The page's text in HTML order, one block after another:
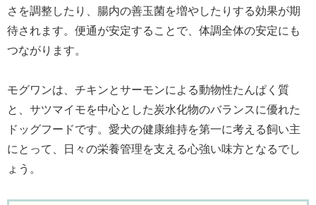
さを調整したり、腸内の善玉菌を増やしたりする効果が期
待されます。便通が安定することで、体調全体の安定にも
つながります。
モグワンは、チキンとサーモンによる動物性たんぱく質
と、サツマイモを中心とした炭水化物のバランスに優れた
ドッグフードです。愛犬の健康維持を第一に考える飼い主
にとって、日々の栄養管理を支える心強い味方となるでし
ょう。